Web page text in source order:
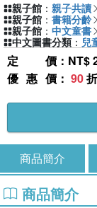
定價 ：NT$
優惠價 ： 90
親子館 ： 親子共讀
親子館 ： 書籍分齡
親子館 ： 中文童書
中文圖書分類 ： 兒
商品簡介
商品簡介